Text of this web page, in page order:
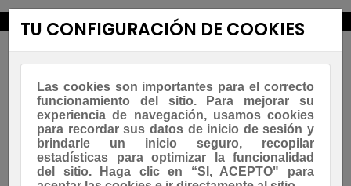
Navegación
TU CONFIGURACIÓN DE COOKIES
Las cookies son importantes para el correcto
funcionamiento del sitio. Para mejorar su
experiencia de navegación, usamos cookies
para recordar sus datos de inicio de sesión y
brindarle un inicio seguro, recopilar
estadísticas para optimizar la funcionalidad
del sitio. Haga clic en “SI, ACEPTO" para